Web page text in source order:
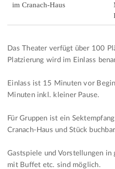
im Cranach-Haus
Das Theater verfügt über 100
Platzierung wird im Einlass
Einlass ist 15 Minuten vor
Minuten inkl. kleiner Pause.
Für Gruppen ist ein
Cranach-Haus und Stück
Gastspiele und Vorstellungen in
mit Buffet etc. sind möglich.